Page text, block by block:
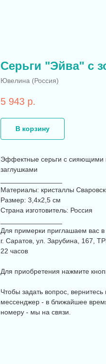
Серьги "Эйва" с
Ювелина (Россия)
5 943 р.
В корзину
Эффектные серьги с сияющими
заглушками
Материалы: кристаллы
Размер: 3,4х2,5 см
Страна изготовитель: Россия
Для примерки приглашаем вас в
г. Саратов, ул. Зарубина, 167,
22 часов
Для приобретения нажмите
Чтобы задать вопрос,
мессенджер - в ближайшее
номеру - мы на связи.